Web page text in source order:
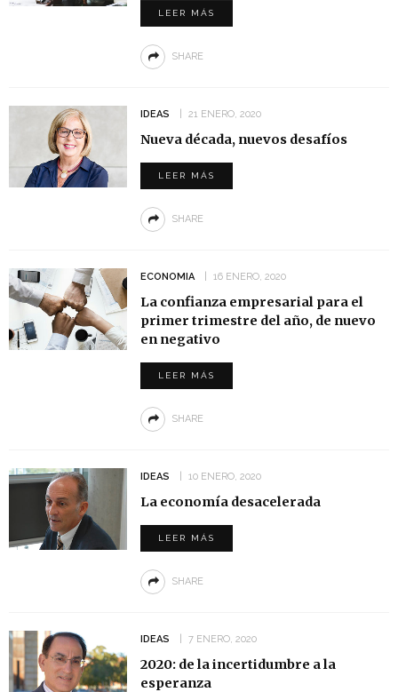
LEER MÁS
SHARE
IDEAS 21 ENERO, 2020
Nueva década, nuevos desafíos
LEER MÁS
SHARE
ECONOMIA 16 ENERO, 2020
La confianza empresarial para el
primer trimestre del año, de nuevo
en negativo
LEER MÁS
SHARE
IDEAS 10 ENERO, 2020
La economía desacelerada
LEER MÁS
SHARE
IDEAS 7 ENERO, 2020
2020: de la incertidumbre a la
esperanza